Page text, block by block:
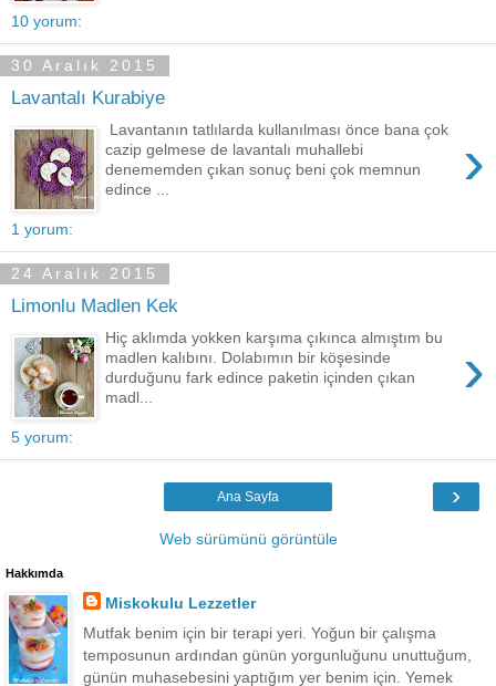
10 yorum:
30 Aralık 2015
Lavantalı Kurabiye
›
Lavantanın tatlılarda kullanılması önce bana çok
cazip gelmese de lavantalı muhallebi
denememden çıkan sonuç beni çok memnun
edince ...
1 yorum:
24 Aralık 2015
Limonlu Madlen Kek
›
Hiç aklımda yokken karşıma çıkınca almıştım bu
madlen kalıbını . Dolabımın bir köşesinde
durduğunu fark edince paketin içinden çıkan
madl...
5 yorum:
›
Ana Sayfa
Web sürümünü görüntüle
Hakkımda
Miskokulu Lezzetler
Mutfak benim için bir terapi yeri. Yoğun bir çalışma
temposunun ardından günün yorgunluğunu unuttuğum,
günün muhasebesini yaptığım yer benim için. Yemek